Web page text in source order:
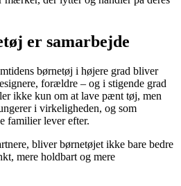
er samarbejde
børnetøj i højere grad bliver
forældre – og i stigende grad
ikke kun om at lave pænt tøj, men
i virkeligheden, og som
familier lever efter.
bliver børnetøjet ikke bare bedre
mere holdbart og mere